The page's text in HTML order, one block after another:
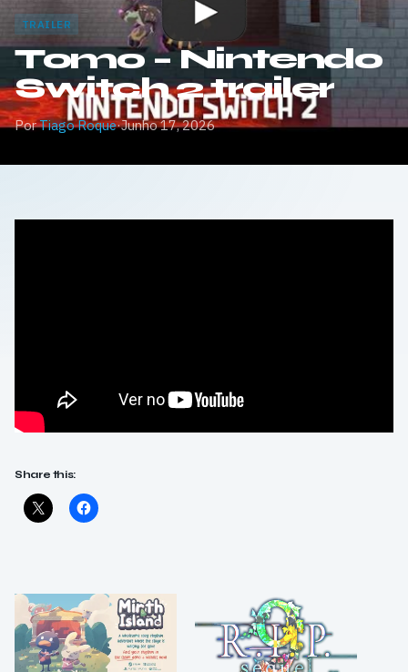
TRAILER
Tomo – Nintendo
Switch 2 trailer
PorTiago Roque·Junho 17, 2026
Share this: